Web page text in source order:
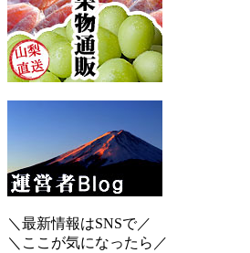
＼最新情報はSNSで／
＼ここが気になったら／